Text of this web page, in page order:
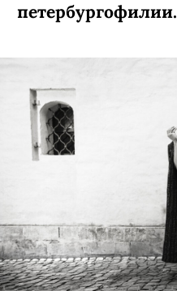
петербургофилии.